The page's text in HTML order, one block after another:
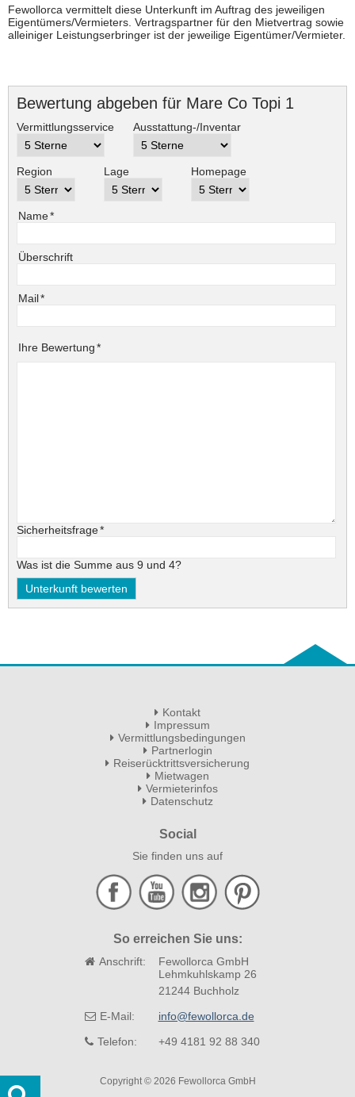
Fewollorca vermittelt diese Unterkunft im Auftrag des jeweiligen
Eigentümers/Vermieters. Vertragspartner für den Mietvertrag sowie
alleiniger Leistungserbringer ist der jeweilige Eigentümer/Vermieter.
Bewertung abgeben für Mare Co Topi 1
Vermittlungsservice Ausstattung-/Inventar
Region Lage Homepage
Pflichtfeld
Name*
Überschrift
Pflichtfeld
Mail*
Pflichtfeld
Ihre Bewertung*
Pflichtfeld
Sicherheitsfrage*
Was ist die Summe aus 9 und 4?
Kontakt
Impressum
Vermittlungsbedingungen
Partnerlogin
Reiserücktrittsversicherung
Mietwagen
Vermieterinfos
Datenschutz
Social
Sie finden uns auf
So erreichen Sie uns:
Anschrift:
Fewollorca GmbH
Lehmkuhlskamp 26
21244 Buchholz
E-Mail:
info@fewollorca.de
Telefon:
+49 4181 92 88 340
Copyright © 2026 Fewollorca GmbH